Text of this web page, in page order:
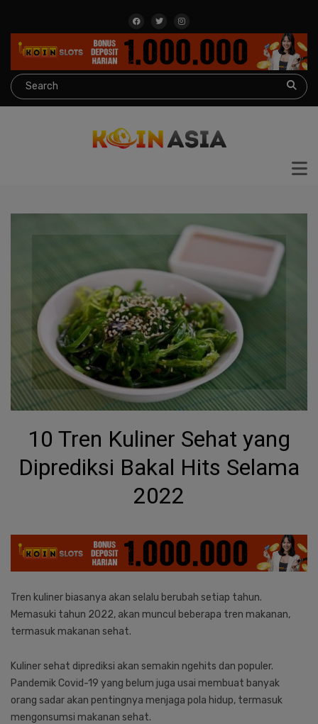
10 Tren Kuliner Sehat yang
Diprediksi Bakal Hits Selama
2022
Tren kuliner biasanya akan selalu berubah setiap tahun.
Memasuki tahun 2022, akan muncul beberapa tren makanan,
termasuk makanan sehat.
Kuliner sehat diprediksi akan semakin ngehits dan populer.
Pandemik Covid-19 yang belum juga usai membuat banyak
orang sadar akan pentingnya menjaga pola hidup, termasuk
mengonsumsi makanan sehat.